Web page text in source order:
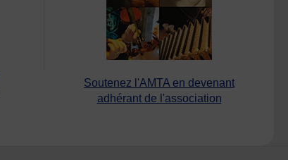
Soutenez l'AMTA en devenant
adhérant de l'association